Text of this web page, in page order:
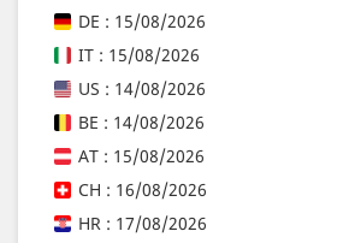
DE : 15/08/2026
IT : 15/08/2026
US : 14/08/2026
BE : 14/08/2026
AT : 15/08/2026
CH : 16/08/2026
HR : 17/08/2026